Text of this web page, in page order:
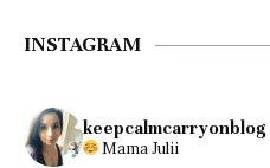
INSTAGRAM
keepcalmcarryonblog
Mama Julii